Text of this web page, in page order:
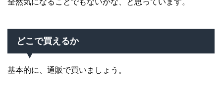
全然気になることでもないかな、と思っています。
どこで買えるか
基本的に、通販で買いましょう。